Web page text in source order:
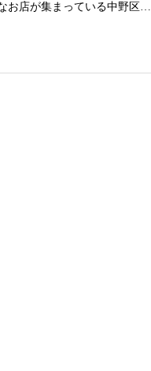
お店が集まっている中野区…